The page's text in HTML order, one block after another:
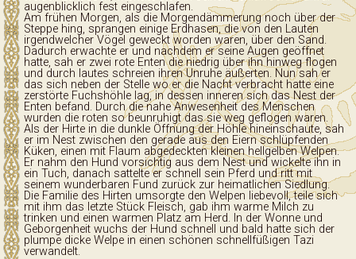
augenblicklich fest eingeschlafen.
Am frühen Morgen, als die Morgendämmerung noch über der
Steppe hing, sprangen einige Erdhasen, die von den Lauten
irgendwelcher Vögel geweckt worden waren, über den Sand.
Dadurch erwachte er und nachdem er seine Augen geöffnet
hatte, sah er zwei rote Enten die niedrig über ihn hinweg flogen
und durch lautes schreien ihren Unruhe äußerten. Nun sah er
das sich neben der Stelle wo er die Nacht verbracht hatte eine
zerstörte Fuchshöhle lag, in dessen inneren sich das Nest der
Enten befand. Durch die nahe Anwesenheit des Menschen
wurden die roten so beunruhigt das sie weg geflogen waren.
Als der Hirte in die dunkle Öffnung der Höhle hineinschaute, sah
er im Nest zwischen den gerade aus den Eiern schlüpfenden
Küken, einen mit Flaum abgedeckten kleinen hellgelben Welpen.
Er nahm den Hund vorsichtig aus dem Nest und wickelte ihn in
ein Tuch, danach sattelte er schnell sein Pferd und ritt mit
seinem wunderbaren Fund zurück zur heimatlichen Siedlung.
Die Familie des Hirten umsorgte den Welpen liebevoll, teile sich
mit ihm das letzte Stück Fleisch, gab ihm warme Milch zu
trinken und einen warmen Platz am Herd. In der Wonne und
Geborgenheit wuchs der Hund schnell und bald hatte sich der
plumpe dicke Welpe in einen schönen schnellfüßigen Tazi
verwandelt.